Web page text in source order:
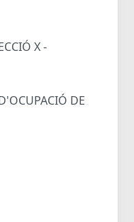
X -
DE